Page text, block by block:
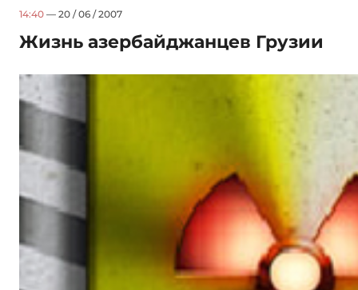
14:40 — 20 / 06 / 2007
Жизнь азербайджанцев Грузии